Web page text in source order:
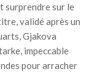
surprendre sur le
validé après un
Gjakova
impeccable
pour arracher